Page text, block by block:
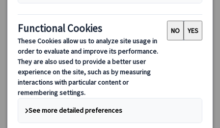
日本語ガイドと巡るバチカン美術館・システィーナ礼拝堂 特
別通路で大聖堂へ直行！
日本語公認ガイドによるバチカン美術館のプライベートツアー。
ミケランジェロの「最後の審判」、特別通路からのサン・ピエト
ロ大聖堂入場など、見どころ満載＆時間を有効活用できる贅沢な